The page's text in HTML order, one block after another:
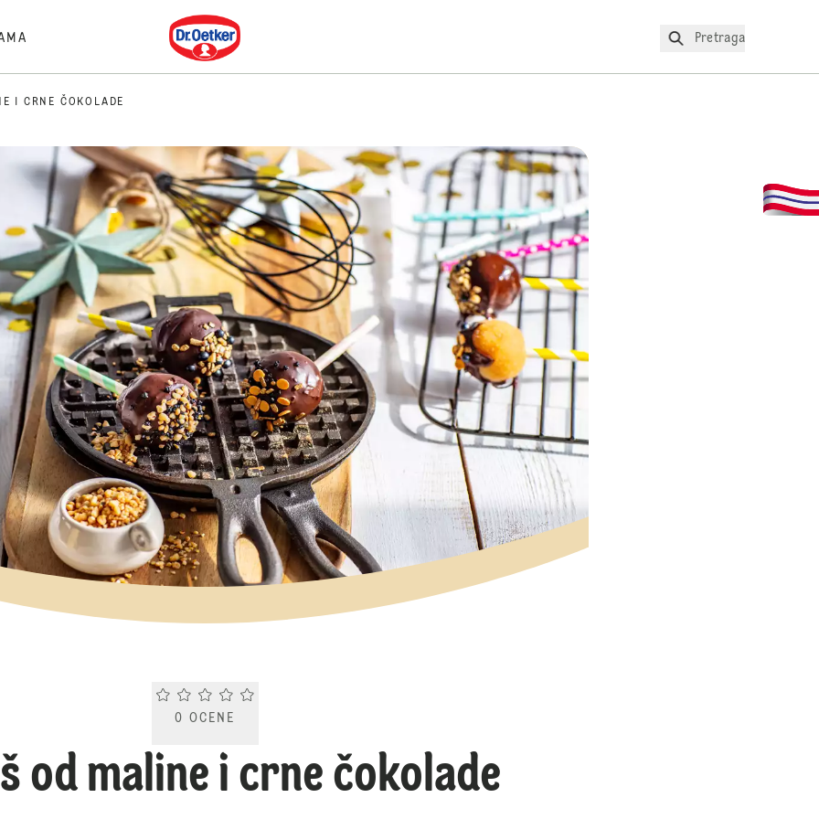
Dr. Oetker
Pretraga
I CRNE ČOKOLADE
Current rating 0.0. Click to rate.
0 OCENE
od maline i crne čokolade